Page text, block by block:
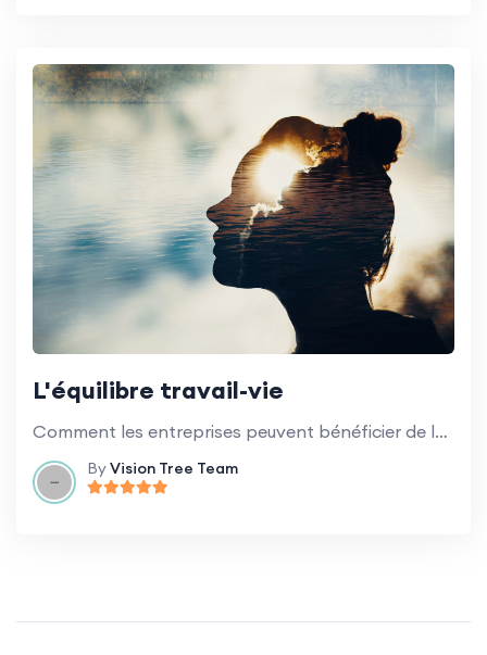
L'équilibre travail-vie
Comment les entreprises peuvent bénéficier de la promotion d'un équilibre sain entre vie professionnelle et vie privée pour les employés.
ByVision Tree Team